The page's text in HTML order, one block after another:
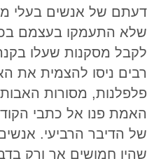
דעתם של אנשים בעלי
שלא התעמקו בעצמם
לקבל מסקנות שעלו
רבים ניסו להצמית את
פלפלנות, מסורות האבות
האמת פנו אל כתבי
של הדיבר הרביעי. אנשים
שהיו חמושים אך ורק